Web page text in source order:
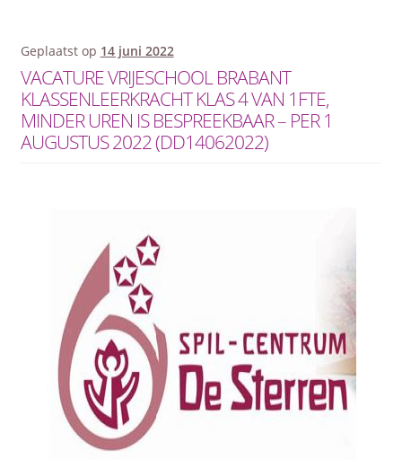
Geplaatst op 14 juni 2022
VACATURE VRIJESCHOOL BRABANT
KLASSENLEERKRACHT KLAS 4 VAN 1FTE,
MINDER UREN IS BESPREEKBAAR – PER 1
AUGUSTUS 2022 (DD14062022)